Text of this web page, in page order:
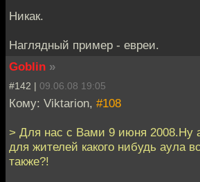
Никак.
Наглядный пример - евреи.
Goblin »
#142 | 09.06.08 19:05
Кому: Viktarion, #108
> Для нас с Вами 9 июня 2008.Ну а
для жителей какого нибудь аула
также?!